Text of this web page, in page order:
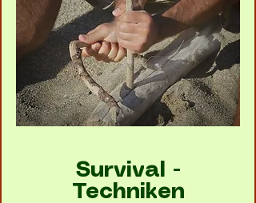
Survival -
Techniken